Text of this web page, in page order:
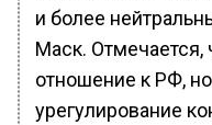
и более
Маск. Отмечается,
отношение к РФ,
урегулирование